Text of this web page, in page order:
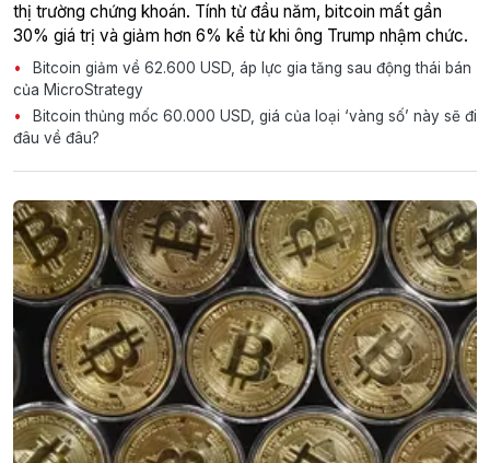
thị trường chứng khoán. Tính từ đầu năm, bitcoin mất gần
30% giá trị và giảm hơn 6% kể từ khi ông Trump nhậm chức.
Bitcoin giảm về 62.600 USD, áp lực gia tăng sau động thái bán
của MicroStrategy
Bitcoin thủng mốc 60.000 USD, giá của loại ‘vàng số’ này sẽ đi
đâu về đâu?